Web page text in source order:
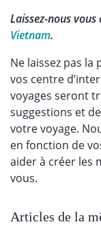
Laissez-nous
Vietnam.
Ne laissez pas
vos centre
voyages seront
suggestions et
votre voyage.
en fonction de
aider à créer les
vous.
Articles de la